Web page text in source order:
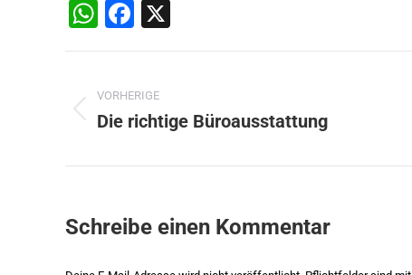
WhatsApp
Facebook
VORHERIGE
Vorheriger
Die richtige Büroausstattung
Schreibe einen Kommentar